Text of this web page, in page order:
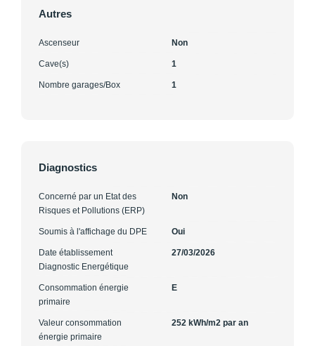
Autres
Ascenseur Non
Cave(s) 1
Nombre garages/Box 1
Diagnostics
Concerné par un Etat des
Risques et Pollutions (ERP)
Non
Soumis à l'affichage du DPE Oui
Date établissement
Diagnostic Energétique
27/03/2026
Consommation énergie
primaire
E
Valeur consommation
énergie primaire
252 kWh/m2 par an